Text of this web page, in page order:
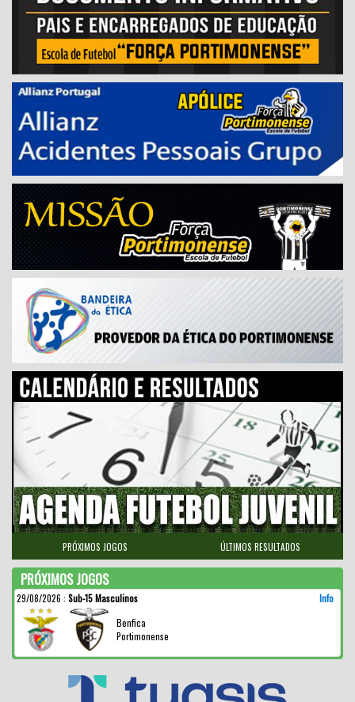
PRÓXIMOS JOGOS ÚLTIMOS RESULTADOS
PRÓXIMOS JOGOS
29/08/2026 : Sub-15 Masculinos
Info
Benfica
Portimonense